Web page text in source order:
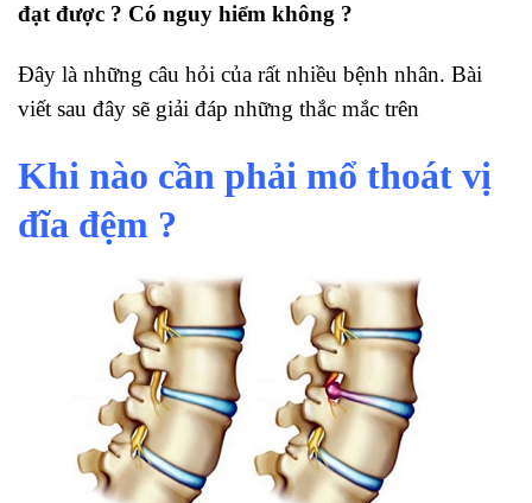
đạt được ? Có nguy hiểm không ?
Đây là những câu hỏi của rất nhiều bệnh nhân. Bài
viết sau đây sẽ giải đáp những thắc mắc trên
Khi nào cần phải mổ thoát vị
đĩa đệm ?